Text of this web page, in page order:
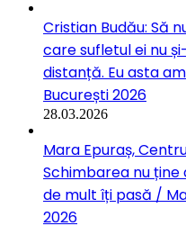
Cristian Budău: Să
care sufletul ei nu
distanță. Eu asta
București 2026
28.03.2026
Mara Epuraș,
Schimbarea nu
de mult îți pasă /
2026